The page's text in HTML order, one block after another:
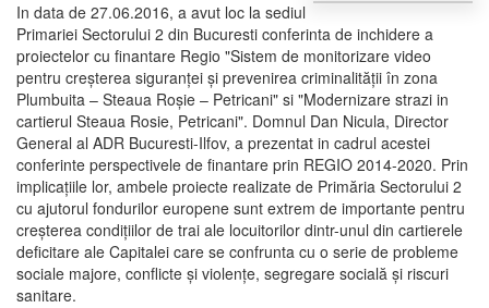
In data de 27.06.2016, a avut loc la sediul
Primariei Sectorului 2 din Bucuresti conferinta de inchidere a
proiectelor cu finantare Regio "Sistem de monitorizare video
pentru creșterea siguranței și prevenirea criminalității în zona
Plumbuita – Steaua Roșie – Petricani" si "Modernizare strazi in
cartierul Steaua Rosie, Petricani". Domnul Dan Nicula, Director
General al ADR Bucuresti-Ilfov, a prezentat in cadrul acestei
conferinte perspectivele de finantare prin REGIO 2014-2020. Prin
implicațiile lor, ambele proiecte realizate de Primăria Sectorului 2
cu ajutorul fondurilor europene sunt extrem de importante pentru
creșterea condițiilor de trai ale locuitorilor dintr-unul din cartierele
deficitare ale Capitalei care se confrunta cu o serie de probleme
sociale majore, conflicte și violențe, segregare socială și riscuri
sanitare.